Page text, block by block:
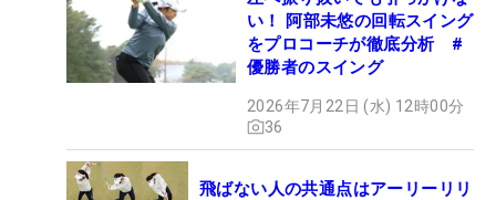
い！ 阿部未悠の回転スイング
をプロコーチが徹底分析 #
優勝者のスイング
2026年7月22日 (水) 12時00分
36
飛ばない人の共通点はアーリーリリ